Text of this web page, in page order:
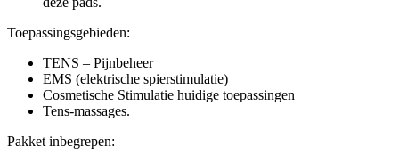
Toepassingsgebieden:
TENS – Pijnbeheer
EMS (elektrische spierstimulatie)
Cosmetische Stimulatie huidige toepassingen
Tens-massages.
Pakket inbegrepen: